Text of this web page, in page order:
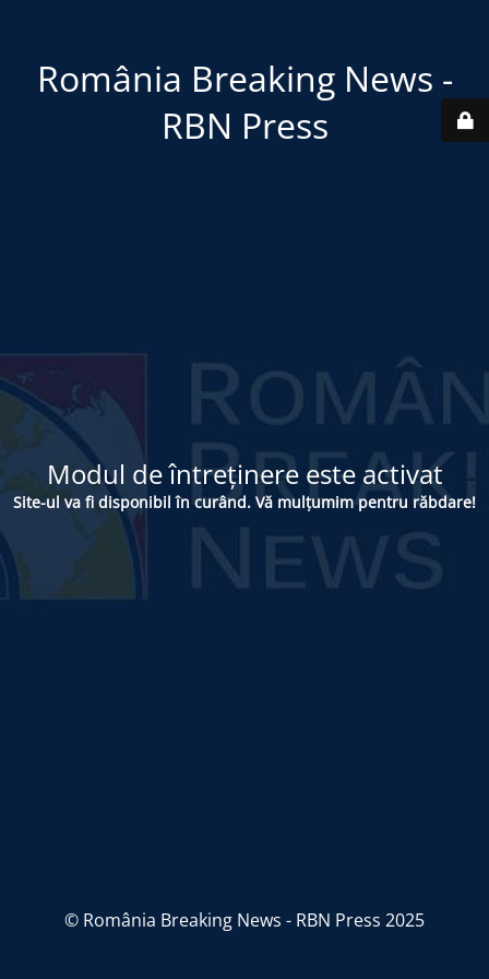
România Breaking News -
RBN Press
Modul de întreținere este activat
Site-ul va fi disponibil în curând. Vă mulțumim pentru răbdare!
© România Breaking News - RBN Press 2025